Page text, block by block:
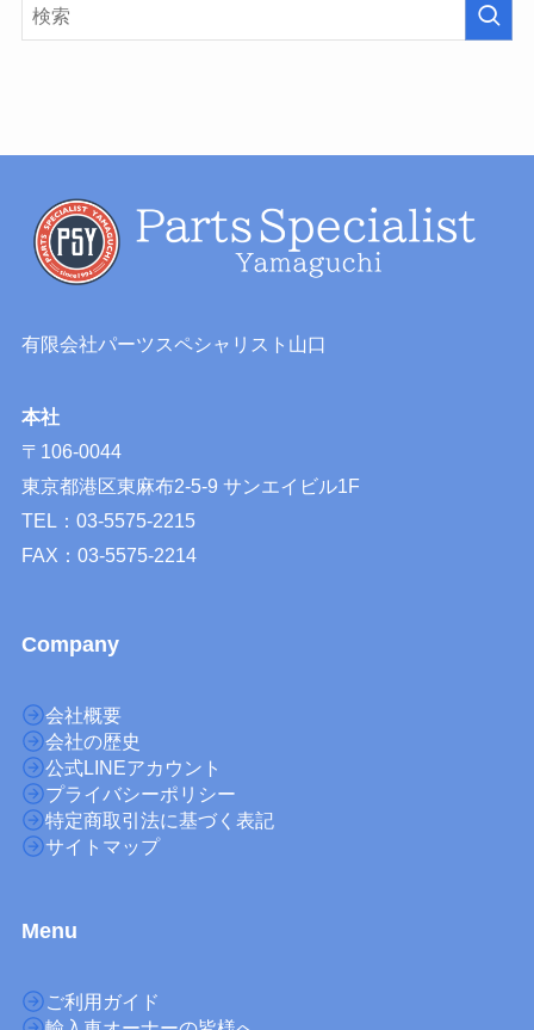
有限会社パーツスペシャリスト山口
本社
〒106-0044
東京都港区東麻布2-5-9 サンエイビル1F
TEL：03-5575-2215
FAX：03-5575-2214
Company
会社概要
会社の歴史
公式LINEアカウント
プライバシーポリシー
特定商取引法に基づく表記
サイトマップ
Menu
ご利用ガイド